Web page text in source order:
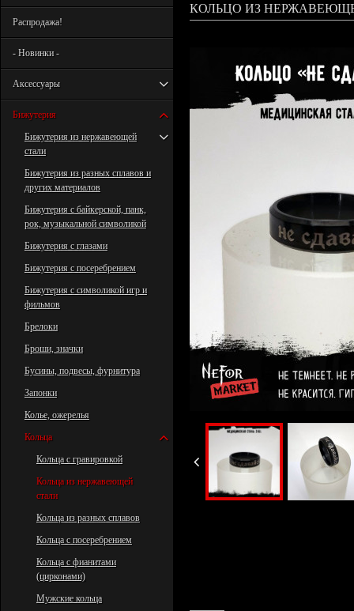
Распродажа!
- Новинки -
Аксессуары
Бижутерия
Бижутерия из нержавеющей
стали
Бижутерия из разных сплавов и
других материалов
Бижутерия с байкерской, панк,
рок, музыкальной символикой
Бижутерия с глазами
Бижутерия с посеребрением
Бижутерия с символикой игр и
фильмов
Брелоки
Броши, значки
Бусины, подвесы, фурнитура
Запонки
Колье, ожерелья
Кольца
Кольца с гравировкой
Кольца из нержавеющей
стали
Кольца из разных сплавов
Кольца с посеребрением
Кольца с фианитами
(цирконами)
Мужские кольца
КОЛЬЦО ИЗ